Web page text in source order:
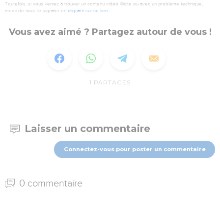
Toutefois, si vous veniez à trouver un contenu vidéo illicite ou avec un problème technique,
merci de nous le signaler en cliquant sur ce lien.
Vous avez aimé ? Partagez autour de vous !
1 PARTAGES
Laisser un commentaire
Connectez-vous pour poster un commentaire
0 commentaire